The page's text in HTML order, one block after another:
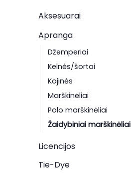
Aksesuarai
Apranga
Džemperiai
Kelnės/šortai
Kojinės
Marškinėliai
Polo marškinėliai
Žaidybiniai marškinėliai
Licencijos
Tie-Dye